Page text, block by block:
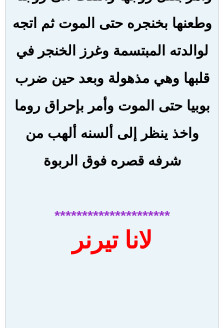
وطعنها بخنجره حتى الموت ثم اتجه
لوالدته المبتسمة وغرز الخنجر في
قلبها وهي مذهولة وبعد حين ضرب
بوبيا حتى الموت وأمر بإحراق روما
واخذ ينظر إلى ألسنه ألهب من
شرفه قصره فوق الربوة
*********************
لانا تيرنر